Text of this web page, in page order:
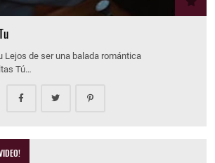
Lejos de ser una balada romántica
Tú…